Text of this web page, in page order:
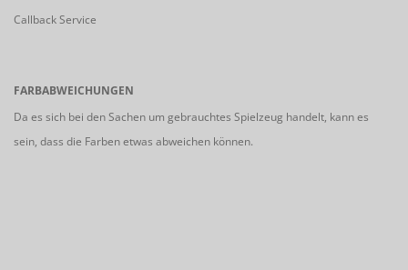
Callback Service
FARBABWEICHUNGEN
Da es sich bei den Sachen um gebrauchtes Spielzeug handelt, kann es
sein, dass die Farben etwas abweichen können.